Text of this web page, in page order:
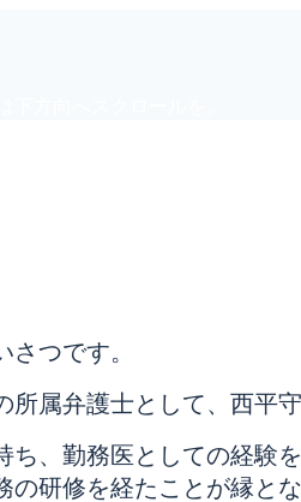
つです。
属弁護士として、西平
ち、勤務医としての経験
研修を経たことが縁と